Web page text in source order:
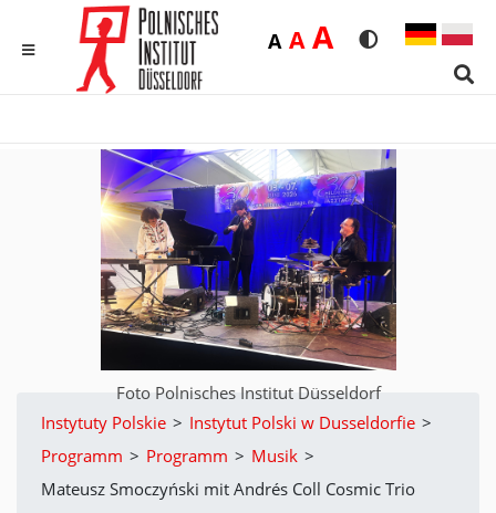
Rozmiar
ADomyślna
AŚrednia
ADużaWersja
Foto Polnisches Institut Düsseldorf
Instytuty Polskie > Instytut Polski w Dusseldorfie >
Programm > Programm > Musik >
Mateusz Smoczyński mit Andrés Coll Cosmic Trio